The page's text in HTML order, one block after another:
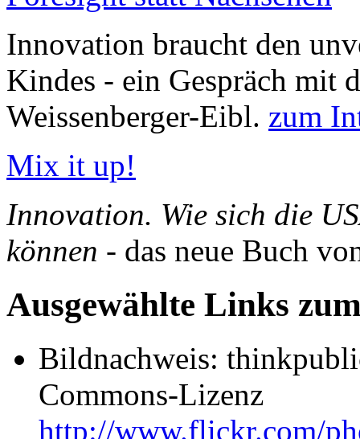
Innovation braucht den
Kindes - ein Gespräch mit
Weissenberger-Eibl. zum
Mix it up!
Innovation. Wie sich die
können - das neue Buch
Ausgewählte Links
Bildnachweis:
Commons-Lizenz
http://www.flickr.com/